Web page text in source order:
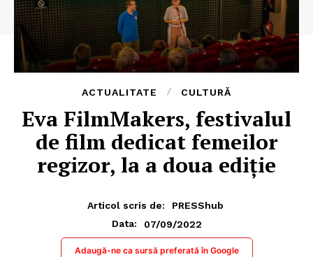
ACTUALITATE CULTURĂ
Eva FilmMakers, festivalul
de film dedicat femeilor
regizor, la a doua ediție
Articol scris de:
PRESShub
Data:
07/09/2022
Adaugă-ne ca sursă preferată în Google